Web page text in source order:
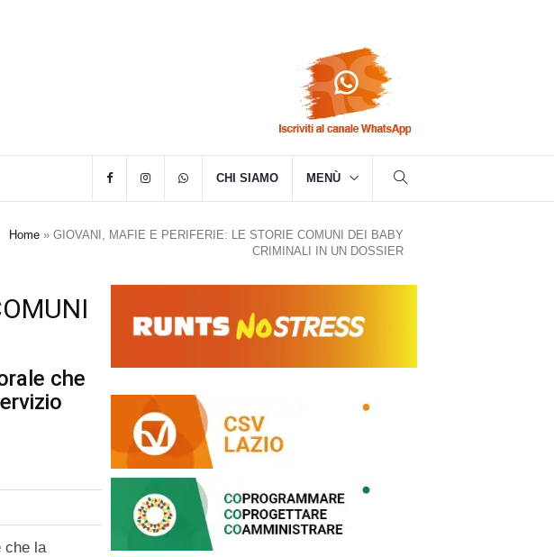
CHI SIAMO MENÙ
Home » GIOVANI, MAFIE E PERIFERIE: LE STORIE COMUNI DEI BABY
CRIMINALI IN UN DOSSIER
che
che la